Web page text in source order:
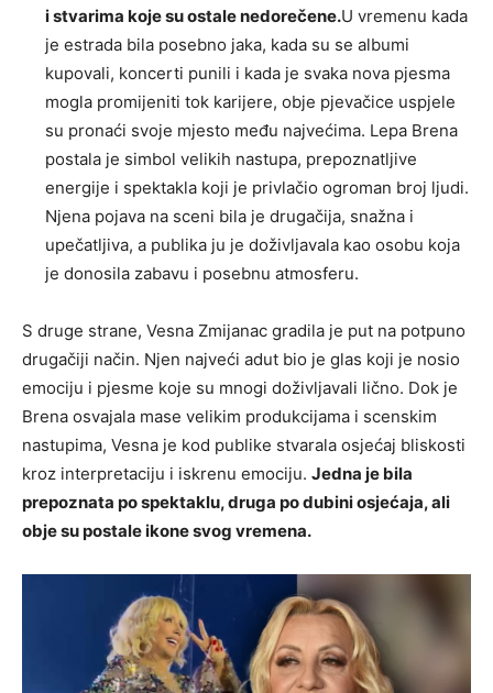
i stvarima koje su ostale nedorečene.U vremenu kada
je estrada bila posebno jaka, kada su se albumi
kupovali, koncerti punili i kada je svaka nova pjesma
mogla promijeniti tok karijere, obje pjevačice uspjele
su pronaći svoje mjesto među najvećima. Lepa Brena
postala je simbol velikih nastupa, prepoznatljive
energije i spektakla koji je privlačio ogroman broj ljudi.
Njena pojava na sceni bila je drugačija, snažna i
upečatljiva, a publika ju je doživljavala kao osobu koja
je donosila zabavu i posebnu atmosferu.
S druge strane, Vesna Zmijanac gradila je put na potpuno
drugačiji način. Njen najveći adut bio je glas koji je nosio
emociju i pjesme koje su mnogi doživljavali lično. Dok je
Brena osvajala mase velikim produkcijama i scenskim
nastupima, Vesna je kod publike stvarala osjećaj bliskosti
kroz interpretaciju i iskrenu emociju. Jedna je bila
prepoznata po spektaklu, druga po dubini osjećaja, ali
obje su postale ikone svog vremena.